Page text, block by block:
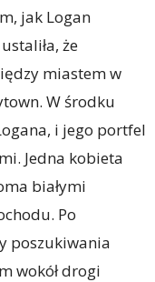
jak Logan
że
miastem w
W środku
i jego portfel
Jedna kobieta
białymi
Po
poszukiwania
wokół drogi